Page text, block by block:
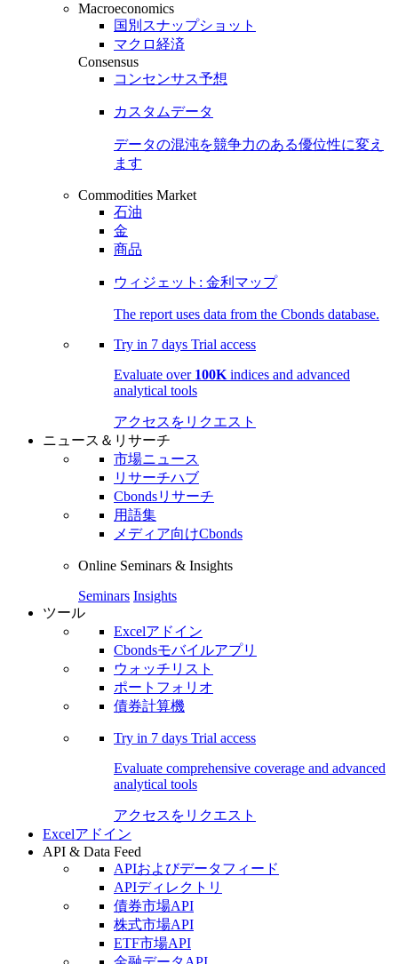
Macroeconomics
国別スナップショット
マクロ経済
Consensus
コンセンサス予想
カスタムデータ
データの混沌を競争力のある優位性に変え
ます
Commodities Market
石油
金
商品
ウィジェット: 金利マップ
The report uses data from the Cbonds database.
Try in 7 days Trial access
Evaluate over 100K indices and advanced
analytical tools
アクセスをリクエスト
ニュース＆リサーチ
市場ニュース
リサーチハブ
Cbondsリサーチ
用語集
メディア向けCbonds
Online Seminars & Insights
Seminars Insights
ツール
Excelアドイン
Cbondsモバイルアプリ
ウォッチリスト
ポートフォリオ
債券計算機
Try in 7 days Trial access
Evaluate comprehensive coverage and advanced
analytical tools
アクセスをリクエスト
Excelアドイン
API & Data Feed
APIおよびデータフィード
APIディレクトリ
債券市場API
株式市場API
ETF市場API